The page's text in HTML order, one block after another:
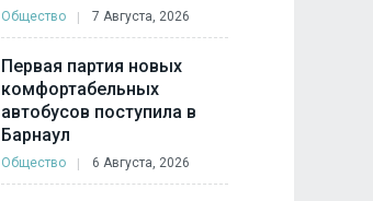
Общество 7 Августа, 2026
Первая партия новых
комфортабельных
автобусов поступила в
Барнаул
Общество 6 Августа, 2026